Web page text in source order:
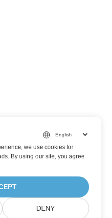
we use cookies for
By using our site, you agree
DENY